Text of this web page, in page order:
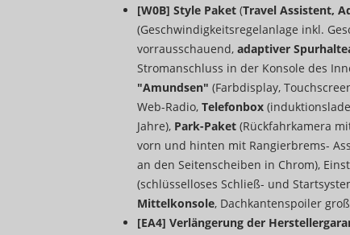
[W0B] Style Paket (Travel Assistent,
(Geschwindigkeitsregelanlage inkl.
vorrausschauend, adaptiver
Stromanschluss in der Konsole des
"Amundsen" (Farbdisplay,
Web-Radio, Telefonbox
Jahre), Park-Paket (Rückfahrkamera
vorn und hinten mit Rangierbrems-
an den Seitenscheiben in Chrom),
(schlüsselloses Schließ- und
Mittelkonsole, Dachkantenspoiler
[EA4] Verlängerung der